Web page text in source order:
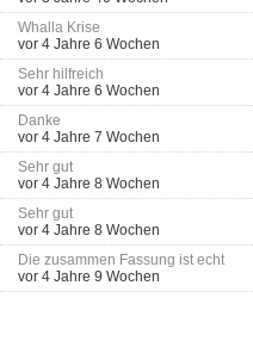
Whalla Krise
vor 4 Jahre 6 Wochen
Sehr hilfreich
vor 4 Jahre 6 Wochen
Danke
vor 4 Jahre 7 Wochen
Sehr gut
vor 4 Jahre 8 Wochen
Sehr gut
vor 4 Jahre 8 Wochen
Die zusammen Fassung ist echt
vor 4 Jahre 9 Wochen